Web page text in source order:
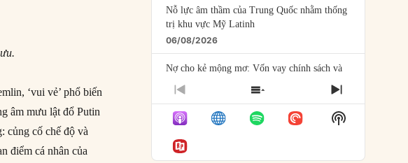
‘vui vẻ’ phổ biến
âm mưu lật đổ Putin
củng cố chế độ và
điểm cá nhân của
Nỗ lực âm thầm của Trung Quốc nhằm thống
trị khu vực Mỹ Latinh
06/08/2026
Nợ cho kẻ mộng mơ: Vốn vay chính sách và
giới hạn của việc cho startup vay vốn
Mỹ Latinh đang trở thành “phòng thí nghiệm”
của phe cánh hữu mới
04/08/2026
PREVIOUS
EPISODE
SHOW
EPISODES
LIST
NEXT
EPISODE
Show
Podcast